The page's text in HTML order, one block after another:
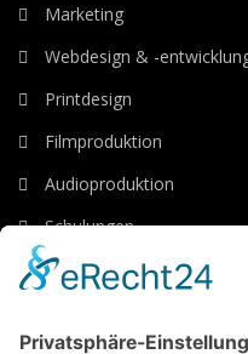
Marketing
Webdesign & -
Printdesign
Filmproduktion
Audioproduktion
Schulungen
Luftaufnahmen